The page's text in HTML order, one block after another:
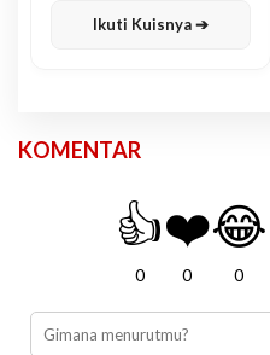
Ikuti Kuisnya ➔
KOMENTAR
👍
0
❤️
0
😂
0